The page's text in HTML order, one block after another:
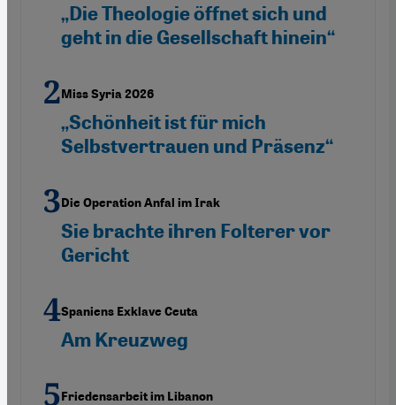
„Die Theologie öffnet sich und
geht in die Gesellschaft hinein“
Miss Syria 2026
„Schönheit ist für mich
Selbstvertrauen und Präsenz“
Die Operation Anfal im Irak
Sie brachte ihren Folterer vor
Gericht
Spaniens Exklave Ceuta
Am Kreuzweg
Friedensarbeit im Libanon